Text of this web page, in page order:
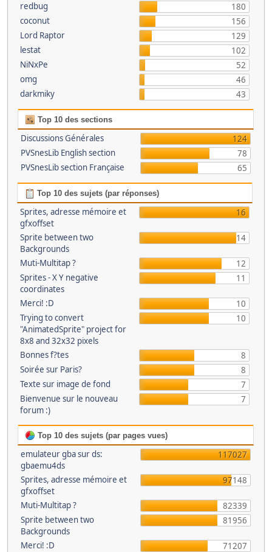
redbug
180
coconut
156
Lord Raptor
129
lestat
102
NiNxPe
52
omg
46
darkmiky
43
Top 10 des sections
Discussions Générales
124
PVSnesLib English section
78
PVSnesLib section Française
65
Top 10 des sujets (par réponses)
Sprites, adresse mémoire et
gfxoffset
16
Sprite between two
Backgrounds
14
Muti-Multitap ?
12
Sprites - X Y negative
coordinates
11
Merci! :D
10
Trying to convert
"AnimatedSprite" project for
8x8 and 32x32 pixels
10
Bonnes f?tes
8
Soirée sur Paris?
8
Texte sur image de fond
7
Bienvenue sur le nouveau
forum :)
7
Top 10 des sujets (par pages vues)
emulateur gba sur ds:
gbaemu4ds
117027
Sprites, adresse mémoire et
gfxoffset
97148
Muti-Multitap ?
82339
Sprite between two
Backgrounds
81956
Merci! :D
71207